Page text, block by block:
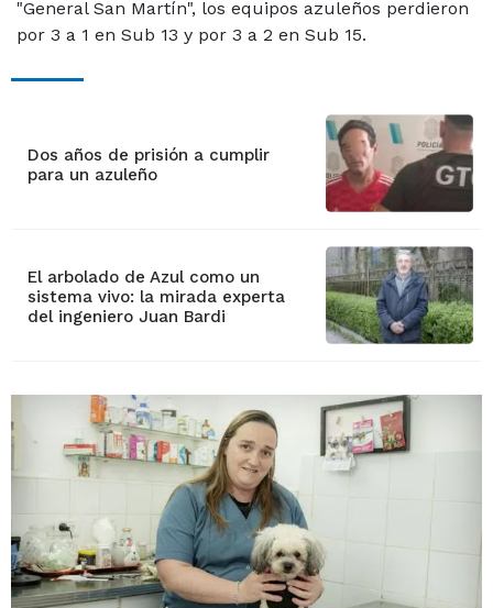
"General San Martín", los equipos azuleños perdieron
por 3 a 1 en Sub 13 y por 3 a 2 en Sub 15.
Dos años de prisión a cumplir
para un azuleño
El arbolado de Azul como un
sistema vivo: la mirada experta
del ingeniero Juan Bardi